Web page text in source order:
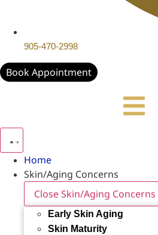
905-470-2998
Book Appointment
Home
Skin/Aging Concerns
Close Skin/Aging Concerns
Early Skin Aging
Skin Maturity